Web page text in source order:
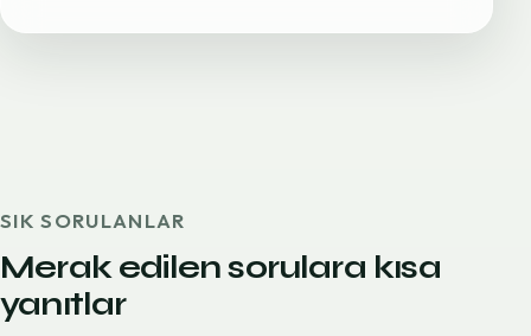
SIK SORULANLAR
Merak edilen sorulara kısa
yanıtlar